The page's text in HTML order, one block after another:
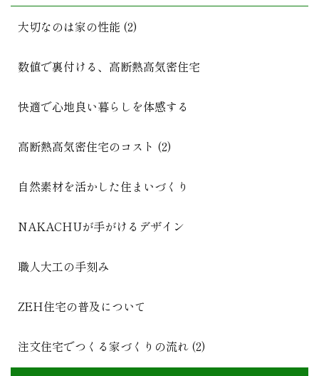
大切なのは家の性能 (2)
数値で裏付ける、高断熱高気密住宅
快適で心地良い暮らしを体感する
高断熱高気密住宅のコスト (2)
自然素材を活かした住まいづくり
NAKACHUが手がけるデザイン
職人大工の手刻み
ZEH住宅の普及について
注文住宅でつくる家づくりの流れ (2)